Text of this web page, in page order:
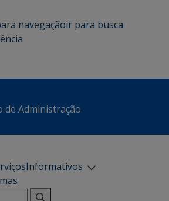
navegaçãoir para busca
de Administração
Informativos